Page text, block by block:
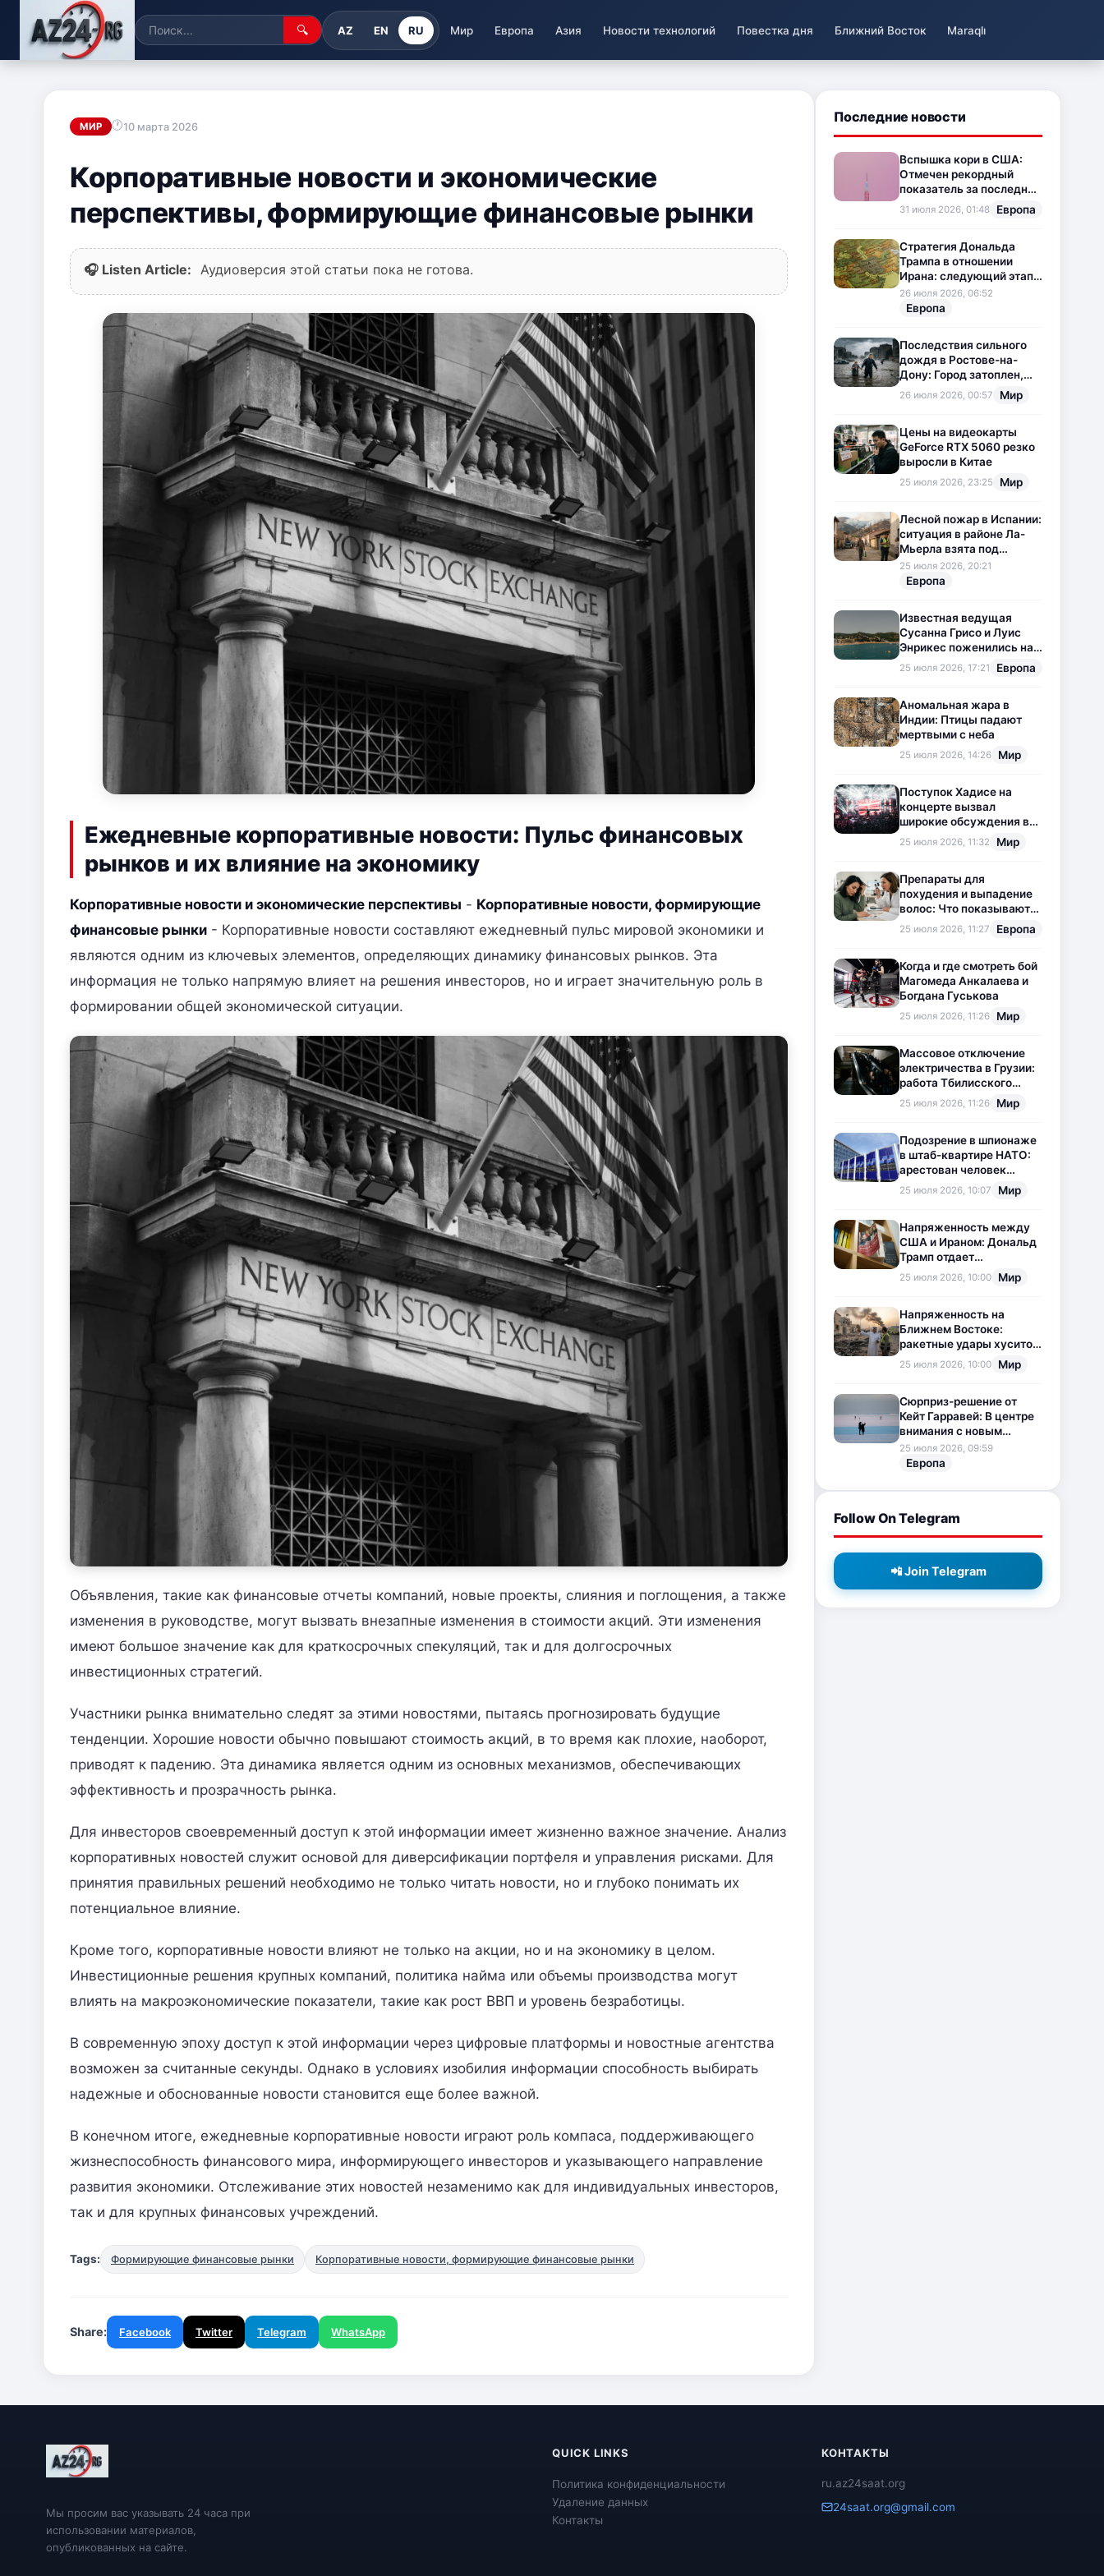
🔍 AZ EN RU Мир Европа Азия Новости технологий Повестка дня Ближний Восток Maraqlı
МИР 10 марта 2026
Корпоративные новости и экономические
перспективы, формирующие финансовые рынки
🎧 Listen Article: Аудиоверсия этой статьи пока не готова.
Ежедневные корпоративные новости: Пульс финансовых
рынков и их влияние на экономику
Корпоративные новости и экономические перспективы - Корпоративные новости, формирующие
финансовые рынки - Корпоративные новости составляют ежедневный пульс мировой экономики и
являются одним из ключевых элементов, определяющих динамику финансовых рынков. Эта
информация не только напрямую влияет на решения инвесторов, но и играет значительную роль в
формировании общей экономической ситуации.
Объявления, такие как финансовые отчеты компаний, новые проекты, слияния и поглощения, а также
изменения в руководстве, могут вызвать внезапные изменения в стоимости акций. Эти изменения
имеют большое значение как для краткосрочных спекуляций, так и для долгосрочных
инвестиционных стратегий.
Участники рынка внимательно следят за этими новостями, пытаясь прогнозировать будущие
тенденции. Хорошие новости обычно повышают стоимость акций, в то время как плохие, наоборот,
приводят к падению. Эта динамика является одним из основных механизмов, обеспечивающих
эффективность и прозрачность рынка.
Для инвесторов своевременный доступ к этой информации имеет жизненно важное значение. Анализ
корпоративных новостей служит основой для диверсификации портфеля и управления рисками. Для
принятия правильных решений необходимо не только читать новости, но и глубоко понимать их
потенциальное влияние.
Кроме того, корпоративные новости влияют не только на акции, но и на экономику в целом.
Инвестиционные решения крупных компаний, политика найма или объемы производства могут
влиять на макроэкономические показатели, такие как рост ВВП и уровень безработицы.
В современную эпоху доступ к этой информации через цифровые платформы и новостные агентства
возможен за считанные секунды. Однако в условиях изобилия информации способность выбирать
надежные и обоснованные новости становится еще более важной.
В конечном итоге, ежедневные корпоративные новости играют роль компаса, поддерживающего
жизнеспособность финансового мира, информирующего инвесторов и указывающего направление
развития экономики. Отслеживание этих новостей незаменимо как для индивидуальных инвесторов,
так и для крупных финансовых учреждений.
Tags: Формирующие финансовые рынки Корпоративные новости, формирующие финансовые рынки
Share: Facebook Twitter Telegram WhatsApp
Последние новости
Вспышка кори в США:
Отмечен рекордный
показатель за последние
35 лет
31 июля 2026, 01:48 Европа
Стратегия Дональда
Трампа в отношении
Ирана: следующий этап
напряженности на
Ближнем Востоке
26 июля 2026, 06:52
Европа
Последствия сильного
дождя в Ростове-на-
Дону: Город затоплен,
свет отключен
26 июля 2026, 00:57 Мир
Цены на видеокарты
GeForce RTX 5060 резко
выросли в Китае
25 июля 2026, 23:25 Мир
Лесной пожар в Испании:
ситуация в районе Ла-
Мьерла взята под
контроль
25 июля 2026, 20:21
Европа
Известная ведущая
Сусанна Грисо и Луис
Энрикес поженились на
Коста-Браве
25 июля 2026, 17:21 Европа
Аномальная жара в
Индии: Птицы падают
мертвыми с неба
25 июля 2026, 14:26 Мир
Поступок Хадисе на
концерте вызвал
широкие обсуждения в
социальных сетях
25 июля 2026, 11:32 Мир
Препараты для
похудения и выпадение
волос: Что показывают
новые исследования?
25 июля 2026, 11:27 Европа
Когда и где смотреть бой
Магомеда Анкалаева и
Богдана Гуськова
25 июля 2026, 11:26 Мир
Массовое отключение
электричества в Грузии:
работа Тбилисского
метрополитена
приостановлена
25 июля 2026, 11:26 Мир
Подозрение в шпионаже
в штаб-квартире НАТО:
арестован человек
китайского
происхождения
25 июля 2026, 10:07 Мир
Напряженность между
США и Ираном: Дональд
Трамп отдает
предпочтение
дипломатии
25 июля 2026, 10:00 Мир
Напряженность на
Ближнем Востоке:
ракетные удары хуситов
по Саудовской Аравии
загоняют ситуацию в
25 июля 2026, 10:00 Мир
Сюрприз-решение от
Кейт Гарравей: В центре
внимания с новым
любовным
приключением
25 июля 2026, 09:59
Европа
Follow On Telegram
📲 Join Telegram
Мы просим вас указывать 24 часа при
использовании материалов,
опубликованных на сайте.
QUICK LINKS
Политика конфиденциальности
Удаление данных
Контакты
КОНТАКТЫ
ru.az24saat.org
24saat.org@gmail.com